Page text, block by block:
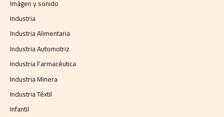
Imágen y sonido
Industria
Industria Alimentaria
Industria Automotriz
Industria Farmacéutica
Industria Minera
Industria Téxtil
Infantil